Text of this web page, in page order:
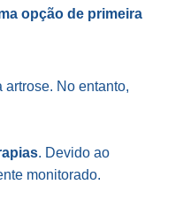
opção de primeira
artrose. No entanto,
. Devido ao
monitorado.​